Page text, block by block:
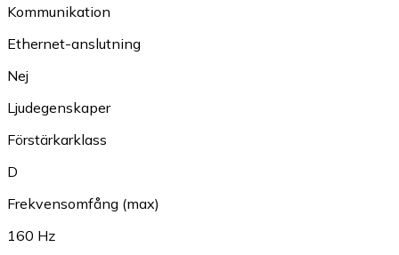
Kommunikation
Ethernet-anslutning
Nej
Ljudegenskaper
Förstärkarklass
D
Frekvensomfång (max)
160 Hz